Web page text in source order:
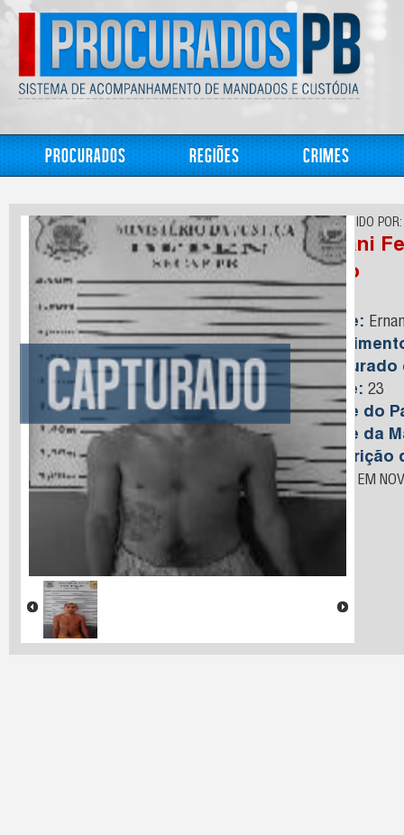
Procurados Regiões Crimes
CONHECIDO POR:
Ernani
Neto
Nome:
Capturado
Idade: 23
Nome do
Nome da
Descrição
PRESO EM